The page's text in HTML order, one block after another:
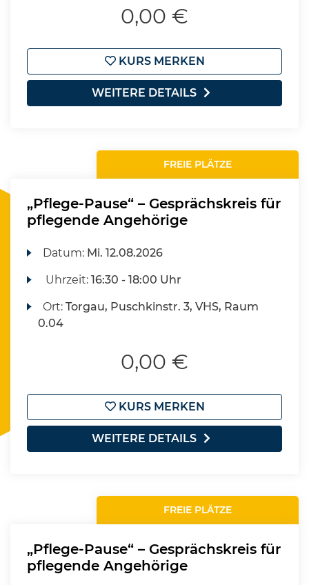
0,00 €
KURS MERKEN
WEITERE DETAILS
FREIE PLÄTZE
„Pflege-Pause“ – Gesprächskreis für
pflegende Angehörige
Datum: Mi. 12.08.2026
Uhrzeit:16:30 - 18:00 Uhr
Ort:Torgau, Puschkinstr. 3, VHS, Raum
0.04
0,00 €
KURS MERKEN
WEITERE DETAILS
FREIE PLÄTZE
„Pflege-Pause“ – Gesprächskreis für
pflegende Angehörige